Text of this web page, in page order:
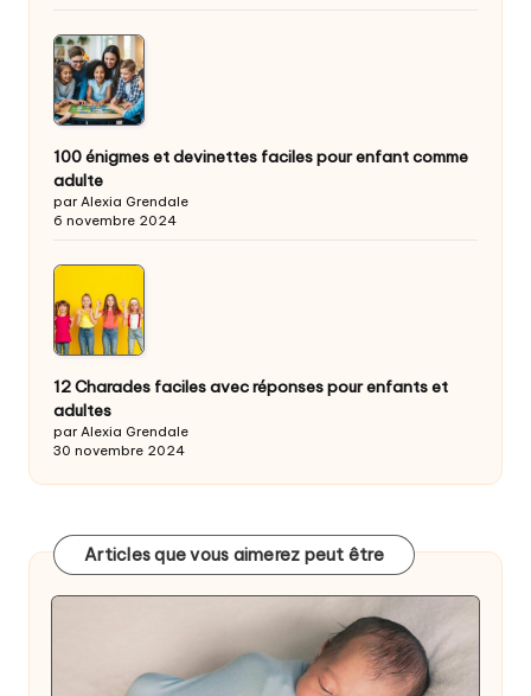
100 énigmes et devinettes faciles pour enfant comme
adulte
par Alexia Grendale
6 novembre 2024
12 Charades faciles avec réponses pour enfants et
adultes
par Alexia Grendale
30 novembre 2024
Articles que vous aimerez peut être